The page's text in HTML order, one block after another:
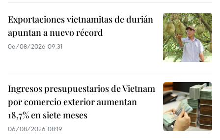
Exportaciones vietnamitas de durián
apuntan a nuevo récord
06/08/2026 09:31
Ingresos presupuestarios de Vietnam
por comercio exterior aumentan
18,7% en siete meses
06/08/2026 08:19